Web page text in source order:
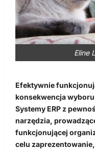
Eline
Efektywnie
konsekwencja
Systemy ERP z
narzędzia,
funkcjonującej
celu